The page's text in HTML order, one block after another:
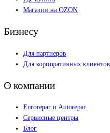
Магазин на OZON
Бизнесу
Для партнеров
Для корпоративных клиентов
О компании
Eurorepar и Autorepar
Сервисные центры
Блог